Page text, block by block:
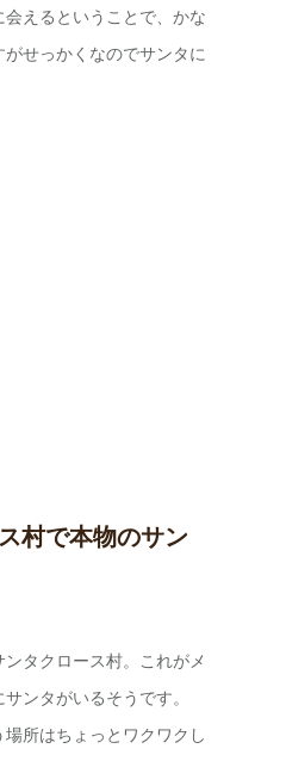
えるということで、かな
せっかくなのでサンタに
村で本物のサン
タクロース村。これがメ
ンタがいるそうです。
所はちょっとワクワクし